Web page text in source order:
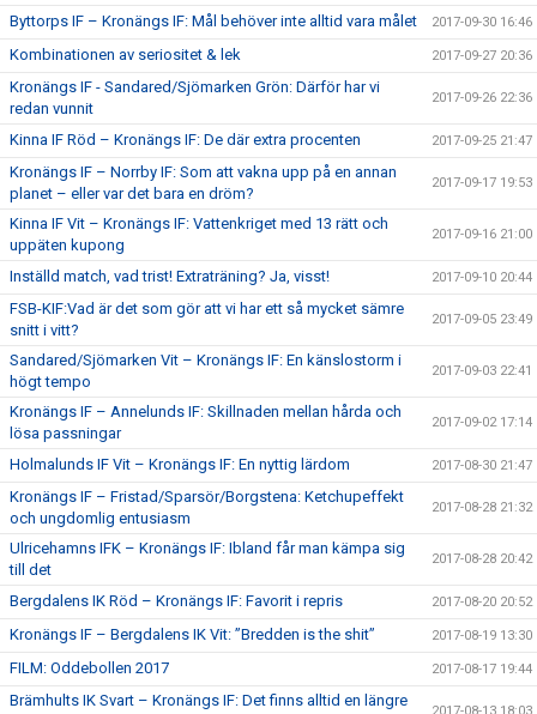
Byttorps IF – Kronängs IF: Mål behöver inte alltid vara målet 2017-09-30 16:46
Kombinationen av seriositet & lek 2017-09-27 20:36
Kronängs IF - Sandared/Sjömarken Grön: Därför har vi
redan vunnit
2017-09-26 22:36
Kinna IF Röd – Kronängs IF: De där extra procenten 2017-09-25 21:47
Kronängs IF – Norrby IF: Som att vakna upp på en annan
planet – eller var det bara en dröm?
2017-09-17 19:53
Kinna IF Vit – Kronängs IF: Vattenkriget med 13 rätt och
uppäten kupong
2017-09-16 21:00
Inställd match, vad trist! Extraträning? Ja, visst! 2017-09-10 20:44
FSB-KIF:Vad är det som gör att vi har ett så mycket sämre
snitt i vitt?
2017-09-05 23:49
Sandared/Sjömarken Vit – Kronängs IF: En känslostorm i
högt tempo
2017-09-03 22:41
Kronängs IF – Annelunds IF: Skillnaden mellan hårda och
lösa passningar
2017-09-02 17:14
Holmalunds IF Vit – Kronängs IF: En nyttig lärdom 2017-08-30 21:47
Kronängs IF – Fristad/Sparsör/Borgstena: Ketchupeffekt
och ungdomlig entusiasm
2017-08-28 21:32
Ulricehamns IFK – Kronängs IF: Ibland får man kämpa sig
till det
2017-08-28 20:42
Bergdalens IK Röd – Kronängs IF: Favorit i repris 2017-08-20 20:52
Kronängs IF – Bergdalens IK Vit: ”Bredden is the shit” 2017-08-19 13:30
FILM: Oddebollen 2017 2017-08-17 19:44
Brämhults IK Svart – Kronängs IF: Det finns alltid en längre